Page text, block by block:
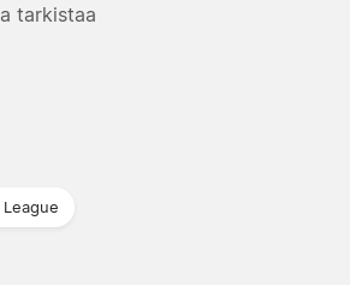
tarkistaa